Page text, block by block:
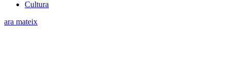
Cultura
ara mateix